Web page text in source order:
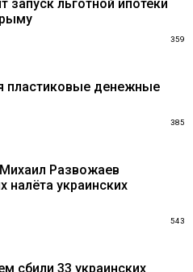
запуск льготной ипотеки
359
пластиковые денежные
385
Развожаев
налёта украинских
543
сбили 33 украинских